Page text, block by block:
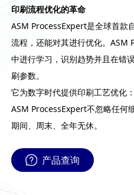
印刷流程优化的革命
ASM ProcessExpert是全球首款
流程，还能对其进行优化。ASM
中进行学习，识别趋势并且在错
刷参数。
它为数字时代提供印刷工艺优化
ASM ProcessExpert不忽略任
期间、周末、全年无休。
产品查询